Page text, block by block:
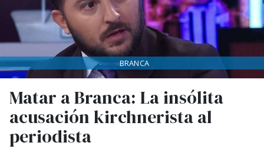
Matar a Branca: La insólita
acusación kirchnerista al
periodista
BRANCA